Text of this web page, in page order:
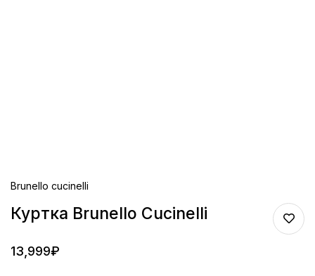
Brunello cucinelli
Куртка Brunello Cucinelli
13,999₽